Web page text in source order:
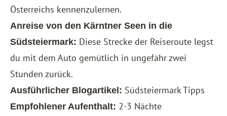
Österreichs kennenzulernen.
Anreise von den Kärntner Seen in die
Südsteiermark: Diese Strecke der Reiseroute legst
du mit dem Auto gemütlich in ungefähr zwei
Stunden zurück.
Ausführlicher Blogartikel: Südsteiermark Tipps
Empfohlener Aufenthalt: 2-3 Nächte